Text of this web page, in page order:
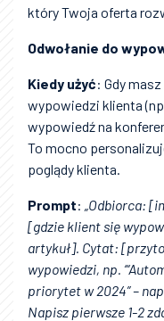
który Twoja oferta
Odwołanie do
Kiedy użyć: Gdy
wypowiedzi klienta
wypowiedź na
To mocno
poglądy klienta.
Prompt:„Odbiorca:
[gdzie klient się
artykuł]. Cytat:
wypowiedzi, np.
priorytet w 2024” –
Napisz pierwsze 1-2